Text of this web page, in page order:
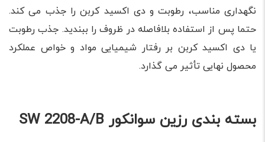
نگهداری مناسب، رطوبت و دی اکسید کربن را جذب می کند.
حتما پس از استفاده بلافاصله در ظروف را ببندید. جذب رطوبت
یا دی اکسید کربن بر رفتار شیمیایی مواد و خواص عملکرد
محصول نهایی تأثیر می گذارد.
بسته بندی رزین سوانکور SW 2208-A/B